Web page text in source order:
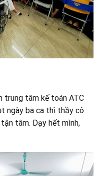
trung tâm kế toán ATC
ngày ba ca thì thầy cô
tâm. Dạy hết mình,